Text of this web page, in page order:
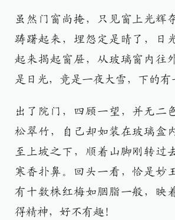
虽然门窗尚掩，只见窗上光辉
踌躇起来，埋怨定是晴了，日
起来揭起窗屉，从玻璃窗内往
是日光，竟是一夜大雪，下的有
出了院门，四顾一望，并无二
松翠竹，自己却如装在玻璃盒
至上坡之下，顺着山脚刚转过
寒香扑鼻。回头一看，恰是妙
有十数株红梅如胭脂一般，映
得精神，好不有趣！